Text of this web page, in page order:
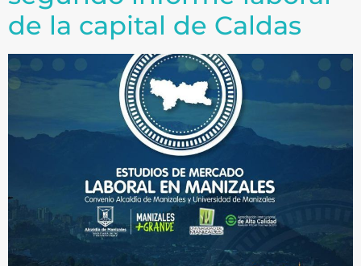
de la capital de Caldas